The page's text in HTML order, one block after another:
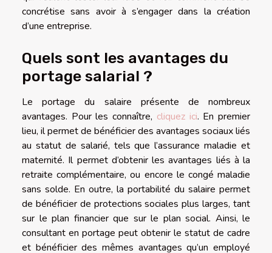
concrétise sans avoir à s’engager dans la création
d’une entreprise.
Quels sont les avantages du
portage salarial ?
Le portage du salaire présente de nombreux
avantages. Pour les connaître, cliquez ici. En premier
lieu, il permet de bénéficier des avantages sociaux liés
au statut de salarié, tels que l’assurance maladie et
maternité. Il permet d’obtenir les avantages liés à la
retraite complémentaire, ou encore le congé maladie
sans solde. En outre, la portabilité du salaire permet
de bénéficier de protections sociales plus larges, tant
sur le plan financier que sur le plan social. Ainsi, le
consultant en portage peut obtenir le statut de cadre
et bénéficier des mêmes avantages qu’un employé